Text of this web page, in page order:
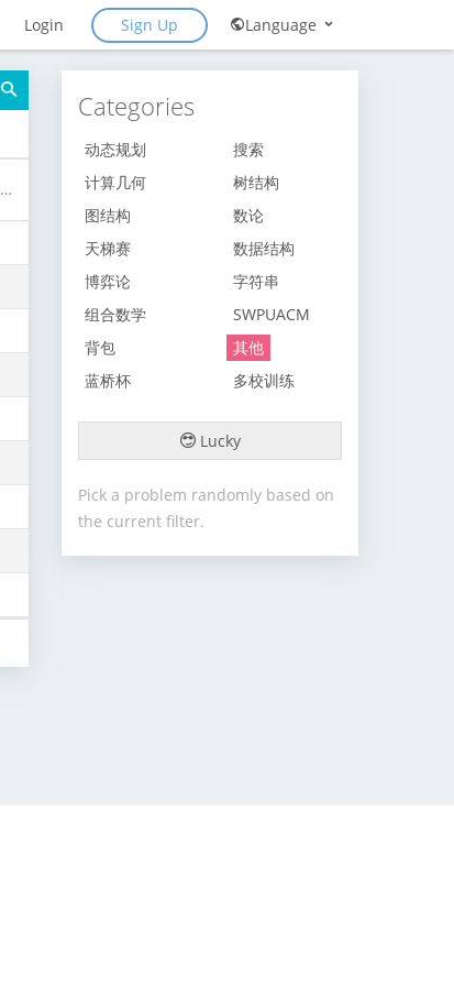
Login Sign Up Language
Difficulty
Categories
动态规划
搜索
计算几何
树结构
图结构
数论
天梯赛
数据结构
博弈论
字符串
组合数学
SWPUACM
背包
其他
蓝桥杯
多校训练
Lucky
Pick a problem randomly based on
the current filter.